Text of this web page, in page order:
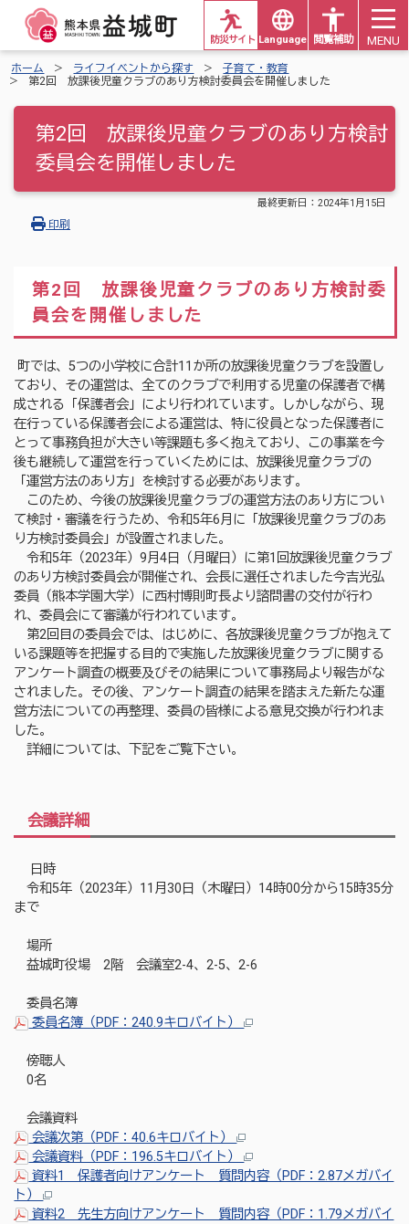
Languages 閲覧補助
防災サイト MENU
ホーム ライフイベントから探す
子育て・教育
第2回 放課後児童クラブのあり方検討委員会を開催しました
第2回 放課後児童クラブのあり方検討
委員会を開催しました
最終更新日： 2024年1月15日
印刷
第2回 放課後児童クラブのあり方検討委
員会を開催しました
町では、5つの小学校に合計11か所の放課後児童クラブを設置し
ており、その運営は、全てのクラブで利用する児童の保護者で構
成される「保護者会」により行われています。しかしながら、現
在行っている保護者会による運営は、特に役員となった保護者に
とって事務負担が大きい等課題も多く抱えており、この事業を今
後も継続して運営を行っていくためには、放課後児童クラブの
「運営方法のあり方」を検討する必要があります。
このため、今後の放課後児童クラブの運営方法のあり方につい
て検討・審議を行うため、令和5年6月に「放課後児童クラブのあ
り方検討委員会」が設置されました。
令和5年（2023年）9月4日（月曜日）に第1回放課後児童クラブ
のあり方検討委員会が開催され、会長に選任されました今吉光弘
委員（熊本学園大学）に西村博則町長より諮問書の交付が行わ
れ、委員会にて審議が行われています。
第2回目の委員会では、はじめに、各放課後児童クラブが抱えて
いる課題等を把握する目的で実施した放課後児童クラブに関する
アンケート調査の概要及びその結果について事務局より報告がな
されました。その後、アンケート調査の結果を踏まえた新たな運
営方法についての再整理、委員の皆様による意見交換が行われま
した。
詳細については、下記をご覧下さい。
会議詳細
日時
令和5年（2023年）11月30日（木曜日）14時00分から15時35分
まで
場所
益城町役場 2階 会議室2-4、2-5、2-6
委員名簿
委員名簿（PDF：240.9キロバイト）
傍聴人
0名
会議資料
会議次第（PDF：40.6キロバイト）
会議資料（PDF：196.5キロバイト）
資料1 保護者向けアンケート 質問内容（PDF：2.87メガバイ
ト）
資料2 先生方向けアンケート 質問内容（PDF：1.79メガバイ